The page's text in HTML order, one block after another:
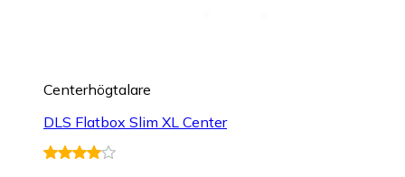
Centerhögtalare
DLS Flatbox Slim XL Center